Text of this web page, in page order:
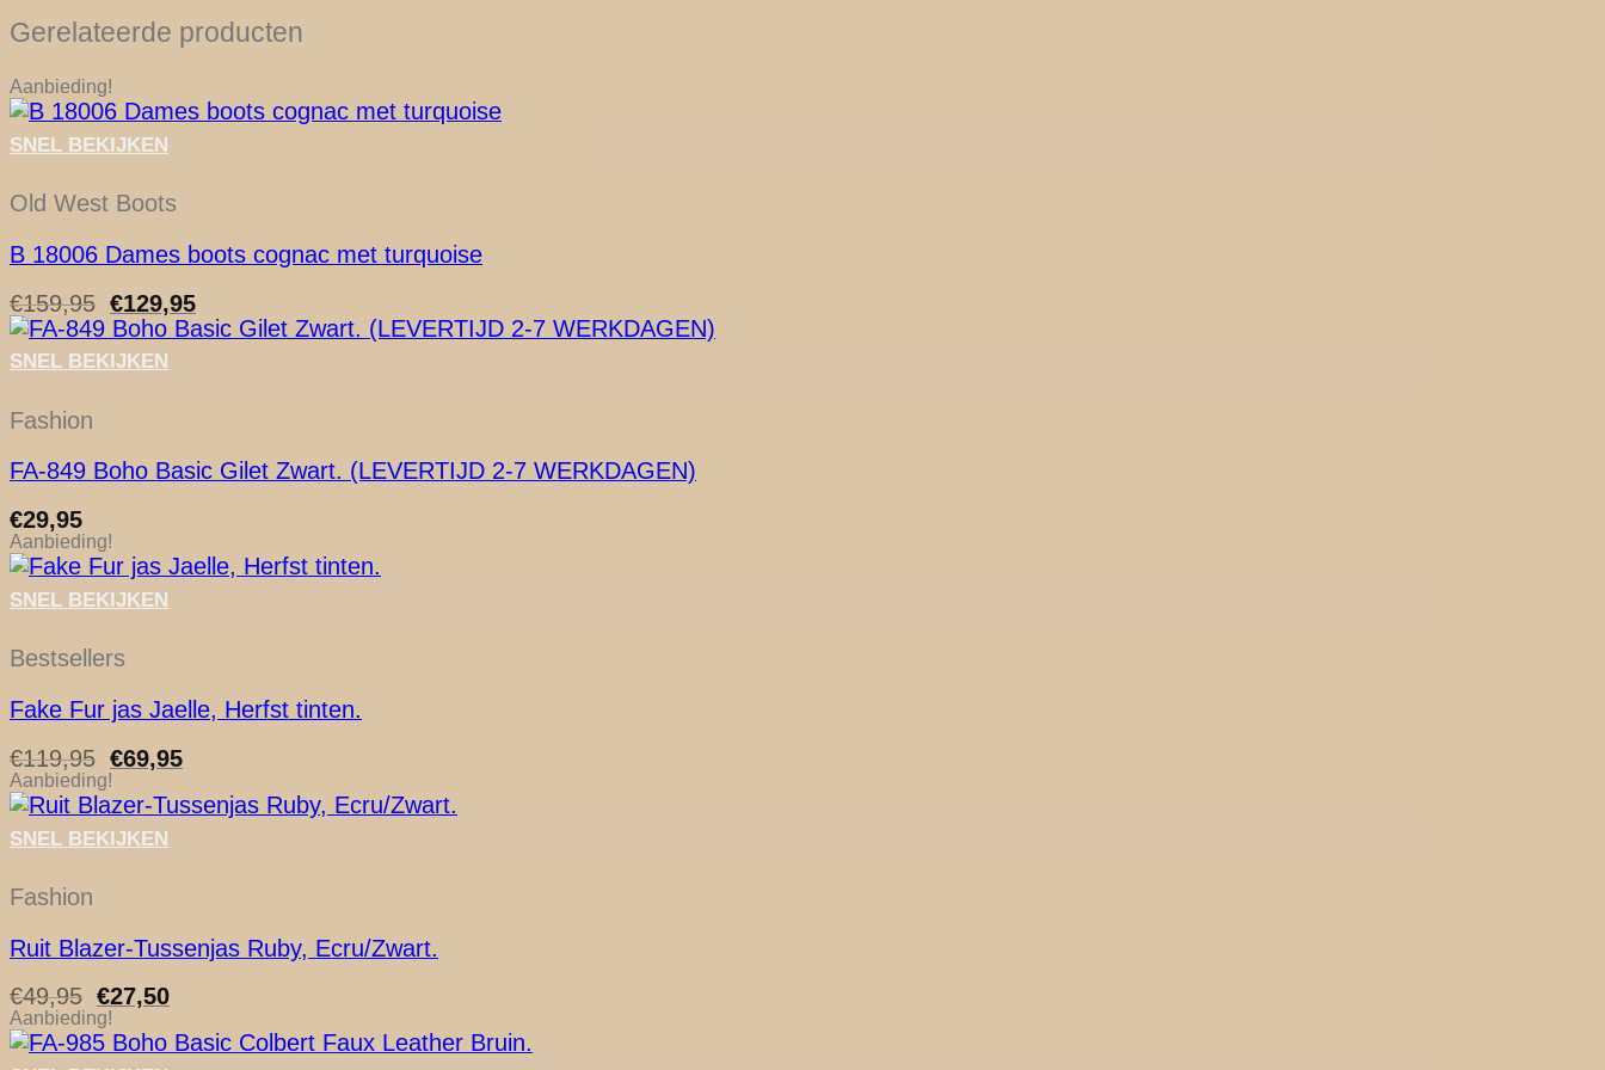
Gerelateerde producten
Aanbieding!
SNEL BEKIJKEN
Old West Boots
B 18006 Dames boots cognac met turquoise
€159,95 Oorspronkelijke
prijs
was:
€159,95.
€129,95Huidige
prijs
is:
SNEL BEKIJKEN
Fashion
FA-849 Boho Basic Gilet Zwart. (LEVERTIJD 2-7 WERKDAGEN)
€29,95
Aanbieding!
SNEL BEKIJKEN
Bestsellers
Fake Fur jas Jaelle, Herfst tinten.
€119,95 Oorspronkelijke
prijs
was:
€119,95.
€69,95Huidige
is:
€69,95.
Aanbieding!
SNEL BEKIJKEN
Fashion
Ruit Blazer-Tussenjas Ruby, Ecru/Zwart.
€49,95 Oorspronkelijke
prijs
was:
€49,95.
€27,50Huidige
is:
Aanbieding!